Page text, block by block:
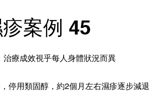
案例 45
治療成效視乎每人身體狀況而異
停用類固醇，約2個月左右濕疹逐步減退